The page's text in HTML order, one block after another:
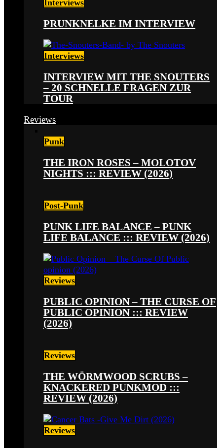
Interviews
PRUNKNELKE IM INTERVIEW
Interviews
INTERVIEW MIT THE SNOUTERS
– 20 SCHNELLE FRAGEN ZUR
TOUR
Reviews
Punk
THE IRON ROSES – MOLOTOV
NIGHTS ::: REVIEW (2026)
Post-Punk
PUNK LIFE BALANCE – PUNK
LIFE BALANCE ::: REVIEW (2026)
Reviews
PUBLIC OPINION – THE CURSE OF
PUBLIC OPINION ::: REVIEW
(2026)
Reviews
THE WÖRMWOOD SCRUBS –
KNACKERED PUNKMOD :::
REVIEW (2026)
Reviews